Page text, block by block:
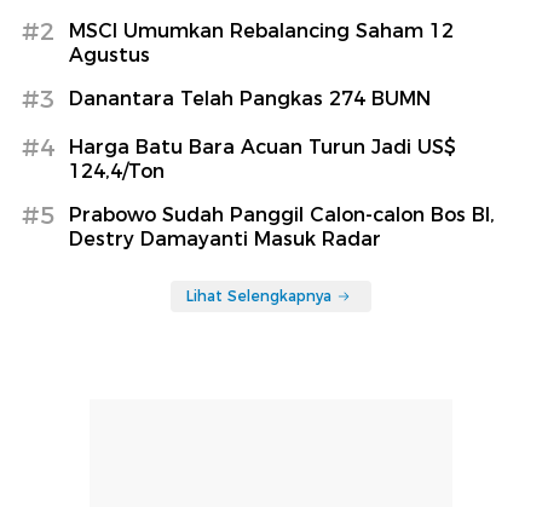
#2
MSCI Umumkan Rebalancing Saham 12
Agustus
#3 Danantara Telah Pangkas 274 BUMN
#4
Harga Batu Bara Acuan Turun Jadi US$
124,4/Ton
#5
Prabowo Sudah Panggil Calon-calon Bos BI,
Destry Damayanti Masuk Radar
Lihat Selengkapnya